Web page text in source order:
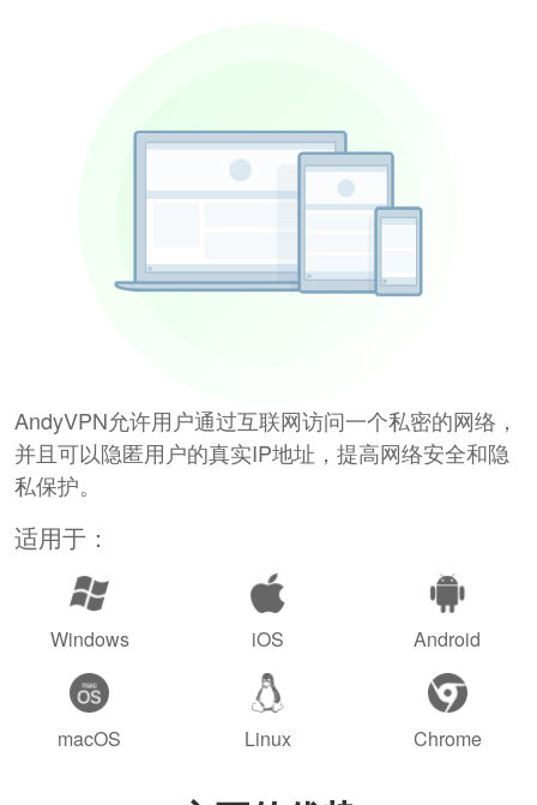
AndyVPN允许用户通过互联网访问一个私密的网络，
并且可以隐匿用户的真实IP地址，提高网络安全和隐
私保护。
适用于：
Windows iOS Android
macOS Linux Chrome